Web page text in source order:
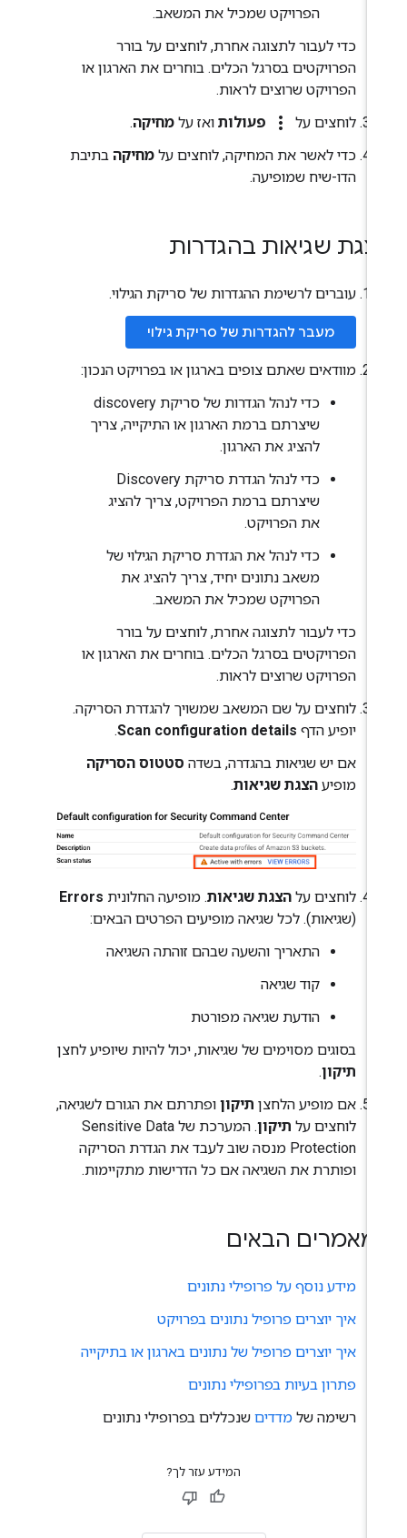
הפרויקט שמכיל את המשאב.
כדי לעבור לתצוגה אחרת, לוחצים על בורר
הפרויקטים בסרגל הכלים. בוחרים את הארגון או
הפרויקט שרוצים לראות.
לוחצים עלmore_vert פעולותואז עלמחיקה.
כדי לאשר את המחיקה, לוחצים עלמחיקהבתיבת
הדו-שיח שמופיעה.
שגיאות בהגדרות
עוברים לרשימת ההגדרות של סריקת הגילוי.
מעבר להגדרות של סריקת גילוי
מוודאים שאתם צופים בארגון או בפרויקט הנכון:
כדי לנהל הגדרות של סריקת discovery
שיצרתם ברמת הארגון או התיקייה, צריך
להציג את הארגון.
כדי לנהל הגדרת סריקת Discovery
שיצרתם ברמת הפרויקט, צריך להציג
את הפרויקט.
כדי לנהל את הגדרת סריקת הגילוי של
משאב נתונים יחיד, צריך להציג את
הפרויקט שמכיל את המשאב.
כדי לעבור לתצוגה אחרת, לוחצים על בורר
הפרויקטים בסרגל הכלים. בוחרים את הארגון או
הפרויקט שרוצים לראות.
לוחצים על שם המשאב שמשויך להגדרת הסריקה.
יופיע הדףScan configuration details
.
אם יש שגיאות בהגדרה, בשדהסטטוס הסריקה
מופיעהצגת שגיאות.
לוחצים עלהצגת שגיאות. מופיעה החלוניתErrors
(שגיאות). לכל שגיאה מופיעים הפרטים הבאים:
התאריך והשעה שבהם זוהתה השגיאה
קוד שגיאה
הודעת שגיאה מפורטת
בסוגים מסוימים של שגיאות, יכול להיות שיופיע לחצן
תיקון.
אם מופיע הלחצןתיקוןופתרתם את הגורם לשגיאה,
לוחצים עלתיקון
. המערכת של Sensitive Data
Protection מנסה שוב לעבד את הגדרת הסריקה
ופותרת את השגיאה אם כל הדרישות מתקיימות.
הבאים
מידע נוסף על פרופילי נתונים
איך יוצרים פרופיל נתונים בפרויקט
איך יוצרים פרופיל של נתונים בארגון או בתיקייה
פתרון בעיות בפרופילי נתונים
רשימה שלמדדיםשנכללים בפרופילי נתונים
המידע עזר לך?